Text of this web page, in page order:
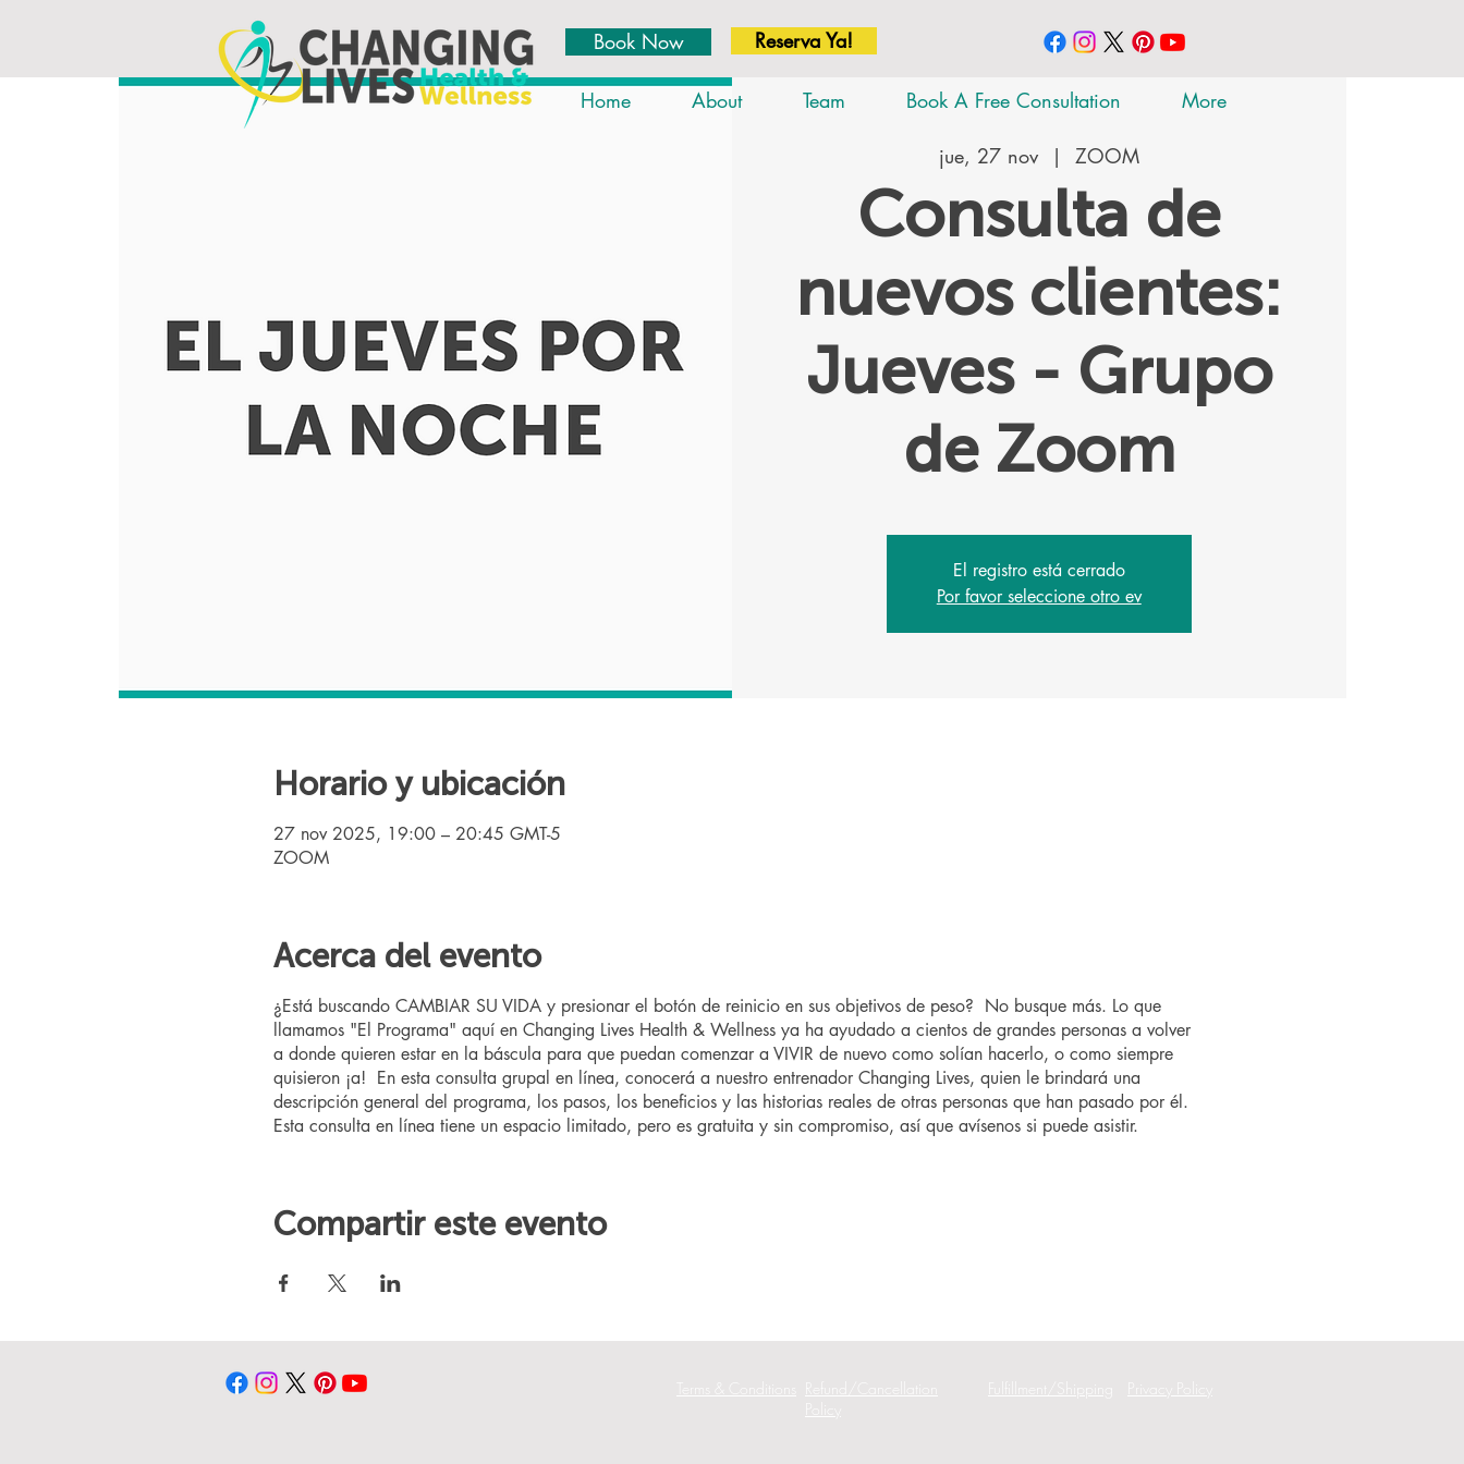
Book Now Reserva Ya!
Home About Team Book A Free Consultation More
jue, 27 nov
  |
ZOOM
Consulta de
nuevos clientes:
Jueves - Grupo
de Zoom
El registro está cerrado
Por favor seleccione otro ev
Horario y ubicación
27 nov 2025, 19:00 – 20:45 GMT-5
ZOOM
Acerca del evento
¿Está buscando CAMBIAR SU VIDA y presionar el botón de reinicio en sus objetivos de peso? No busque más. Lo que
llamamos "El Programa" aquí en Changing Lives Health & Wellness ya ha ayudado a cientos de grandes personas a volver
a donde quieren estar en la báscula para que puedan comenzar a VIVIR de nuevo como solían hacerlo, o como siempre
quisieron ¡a! En esta consulta grupal en línea, conocerá a nuestro entrenador Changing Lives, quien le brindará una
descripción general del programa, los pasos, los beneficios y las historias reales de otras personas que han pasado por él.
Esta consulta en línea tiene un espacio limitado, pero es gratuita y sin compromiso, así que avísenos si puede asistir.
Compartir este evento